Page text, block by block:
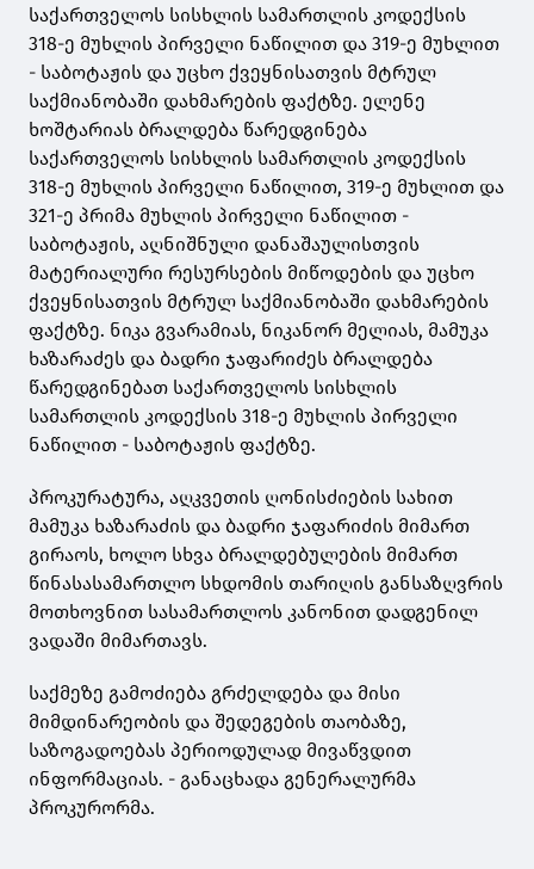
საქართველოს სისხლის სამართლის კოდექსის
318-ე მუხლის პირველი ნაწილით და 319-ე მუხლით
- საბოტაჟის და უცხო ქვეყნისათვის მტრულ
საქმიანობაში დახმარების ფაქტზე. ელენე
ხოშტარიას ბრალდება წარედგინება
საქართველოს სისხლის სამართლის კოდექსის
318-ე მუხლის პირველი ნაწილით, 319-ე მუხლით და
321-ე პრიმა მუხლის პირველი ნაწილით -
საბოტაჟის, აღნიშნული დანაშაულისთვის
მატერიალური რესურსების მიწოდების და უცხო
ქვეყნისათვის მტრულ საქმიანობაში დახმარების
ფაქტზე. ნიკა გვარამიას, ნიკანორ მელიას, მამუკა
ხაზარაძეს და ბადრი ჯაფარიძეს ბრალდება
წარედგინებათ საქართველოს სისხლის
სამართლის კოდექსის 318-ე მუხლის პირველი
ნაწილით - საბოტაჟის ფაქტზე.
პროკურატურა, აღკვეთის ღონისძიების სახით
მამუკა ხაზარაძის და ბადრი ჯაფარიძის მიმართ
გირაოს, ხოლო სხვა ბრალდებულების მიმართ
წინასასამართლო სხდომის თარიღის განსაზღვრის
მოთხოვნით სასამართლოს კანონით დადგენილ
ვადაში მიმართავს.
საქმეზე გამოძიება გრძელდება და მისი
მიმდინარეობის და შედეგების თაობაზე,
საზოგადოებას პერიოდულად მივაწვდით
ინფორმაციას. - განაცხადა გენერალურმა
პროკურორმა.